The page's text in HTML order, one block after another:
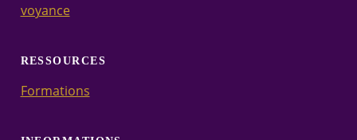
voyance
RESSOURCES
Formations